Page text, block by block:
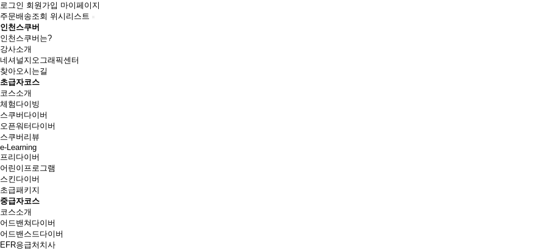
로그인 회원가입 마이페이지
주문배송조회 위시리스트
인천스쿠버
인천스쿠버는?
강사소개
네셔널지오그래픽센터
찾아오시는길
초급자코스
코스소개
체험다이빙
스쿠버다이버
오픈워터다이버
스쿠버리뷰
e-Learning
프리다이버
어린이프로그램
스킨다이버
초급패키지
중급자코스
코스소개
어드밴쳐다이버
어드밴스드다이버
EFR응급처치사